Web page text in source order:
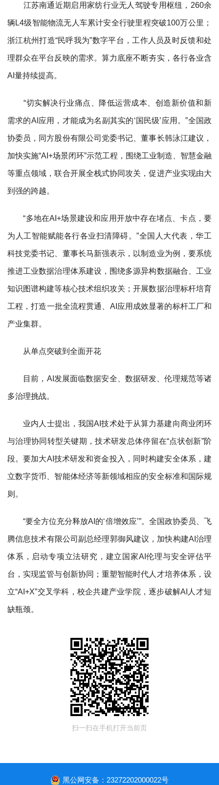
江苏南通近期启用家纺行业无人驾驶专用枢纽，260余
辆L4级智能物流无人车累计安全行驶里程突破100万公里；
浙江杭州打造“民呼我为”数字平台，工作人员及时反馈和处
理群众在平台反映的需求。算力底座不断夯实，各行各业含
AI量持续提高。
“切实解决行业痛点、降低运营成本、创造新价值和新
需求的AI应用，才能成为名副其实的‘国民级’应用。”全国政
协委员，同方股份有限公司党委书记、董事长韩泳江建议，
加快实施“AI+场景闭环”示范工程，围绕工业制造、智慧金融
等重点领域，联合开展全栈式协同攻关，促进产业实现由大
到强的跨越。
“多地在AI+场景建设和应用开放中存在堵点、卡点，要
为人工智能赋能各行各业扫清障碍。”全国人大代表，华工
科技党委书记、董事长马新强表示，以制造业为例，要系统
推进工业数据治理体系建设，围绕多源异构数据融合、工业
知识图谱构建等核心技术组织攻关；开展数据治理标杆培育
工程，打造一批全流程贯通、AI应用成效显著的标杆工厂和
产业集群。
从单点突破到全面开花
目前，AI发展面临数据安全、数据研发、伦理规范等诸
多治理挑战。
业内人士提出，我国AI技术处于从算力基建向商业闭环
与治理协同转型关键期，技术研发总体停留在“点状创新”阶
段。要加大AI技术研发和资金投入，同时构建安全体系，建
立数字货币、智能体经济等新领域相应的安全标准和国际规
则。
“要全方位充分释放AI的‘倍增效应’”。全国政协委员、飞
腾信息技术有限公司副总经理郭御风建议，加快构建AI治理
体系，启动专项立法研究，建立国家AI伦理与安全评估平
台，实现监管与创新协同；重塑智能时代人才培养体系，设
立“AI+X”交叉学科，校企共建产业学院，逐步破解AI人才短
缺瓶颈。
扫一扫在手机打开当前页
黑公网安备：23272202000022号